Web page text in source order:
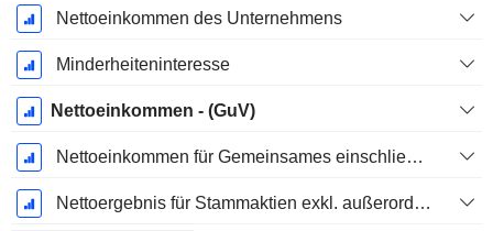
Nettoeinkommen des Unternehmens
Minderheiteninteresse
Nettoeinkommen - (GuV)
Nettoeinkommen für Gemeinsames einschließlich außerordentlicher Posten
Nettoergebnis für Stammaktien exkl. außerordentliche Posten